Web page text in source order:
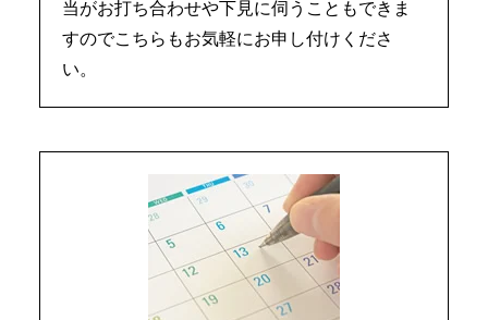
当がお打ち合わせや下見に伺うこともできま
すのでこちらもお気軽にお申し付けくださ
い。